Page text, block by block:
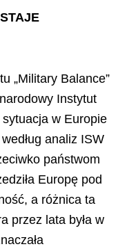
„Military Balance”
Instytut
w Europie
analiz ISW
państwom
Europę pod
a różnica ta
przez lata była w